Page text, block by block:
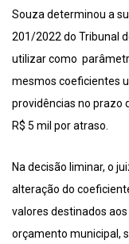
Souza determinou a
201/2022 do Tribunal
utilizar como
mesmos coeficientes
providências no prazo
R$ 5 mil por atraso.
Na decisão liminar, o
alteração do
valores destinados
orçamento municipal,